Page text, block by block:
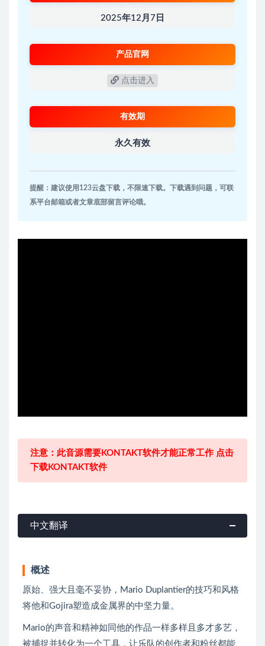
2025年12月7日
产品官网
点击进入
有效期
永久有效
提醒：建议使用123云盘下载，不限速下载。下载遇到问题，可联
系平台邮箱或者文章底部留言评论哦。
注意：此音源需要KONTAKT软件才能正常工作 点击
下载KONTAKT软件
中文翻译
概述
原始、强大且毫不妥协，Mario Duplantier的技巧和风格
将他和Gojira塑造成金属界的中坚力量。
Mario的声音和精神如同他的作品一样多样且多才多艺，
被捕捉并转化为一个工具，让乐队的创作者和粉丝都能